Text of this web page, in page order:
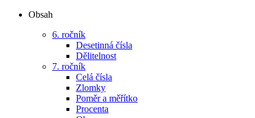
Obsah
6. ročník
Desetinná čísla
Dělitelnost
7. ročník
Celá čísla
Zlomky
Poměr a měřítko
Procenta